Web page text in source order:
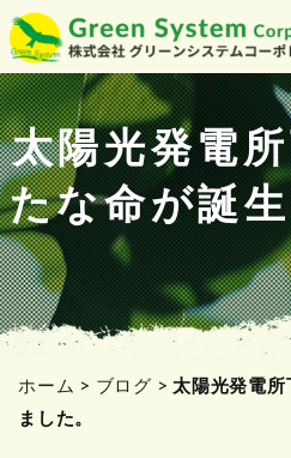
コ
ン
テ
ン
ツ
へ
ス
キ
ッ
プ
太陽光発電
たな命が誕
ホーム > ブログ > 太陽光発電
ました。